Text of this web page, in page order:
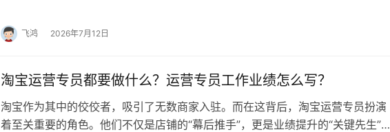
飞鸿 2026年7月12日
淘宝运营专员都要做什么？运营专员工作业绩怎么写？
淘宝作为其中的佼佼者，吸引了无数商家入驻。而在这背后，淘宝运营专员扮演
着至关重要的角色。他们不仅是店铺的“幕后推手”，更是业绩提升的“关键先生”。